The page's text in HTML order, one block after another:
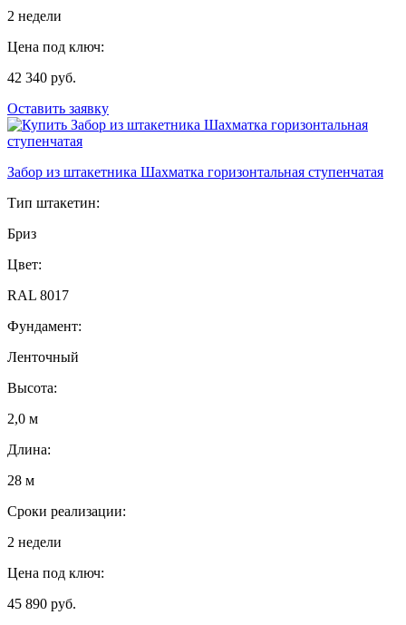
2 недели
Цена под ключ:
42 340 руб.
Оставить заявку
Забор из штакетника Шахматка горизонтальная ступенчатая
Тип штакетин:
Бриз
Цвет:
RAL 8017
Фундамент:
Ленточный
Высота:
2,0 м
Длина:
28 м
Сроки реализации:
2 недели
Цена под ключ:
45 890 руб.